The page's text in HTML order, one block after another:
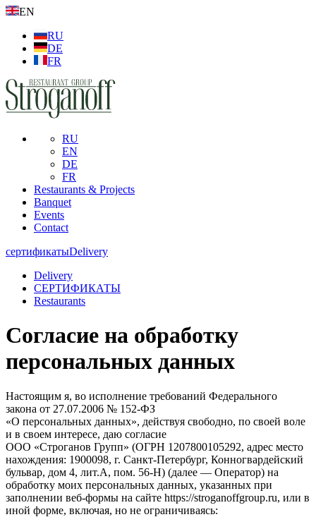
EN
RU
DE
FR
RU
EN
DE
FR
Restaurants & Projects
Banquet
Events
Contact
сертификатыDelivery
Delivery
СЕРТИФИКАТЫ
Restaurants
Согласие на обработку
персональных данных
Настоящим я, во исполнение требований Федерального
закона от 27.07.2006 № 152-ФЗ
«О персональных данных», действуя свободно, по своей воле
и в своем интересе, даю согласие
ООО «Строганов Групп» (ОГРН 1207800105292, адрес место
нахождения: 1900098, г. Санкт-Петербург, Конногвардейский
бульвар, дом 4, лит.А, пом. 56-Н) (далее — Оператор) на
обработку моих персональных данных, указанных при
заполнении веб-формы на сайте https://stroganoffgroup.ru, или в
иной форме, включая, но не ограничиваясь: